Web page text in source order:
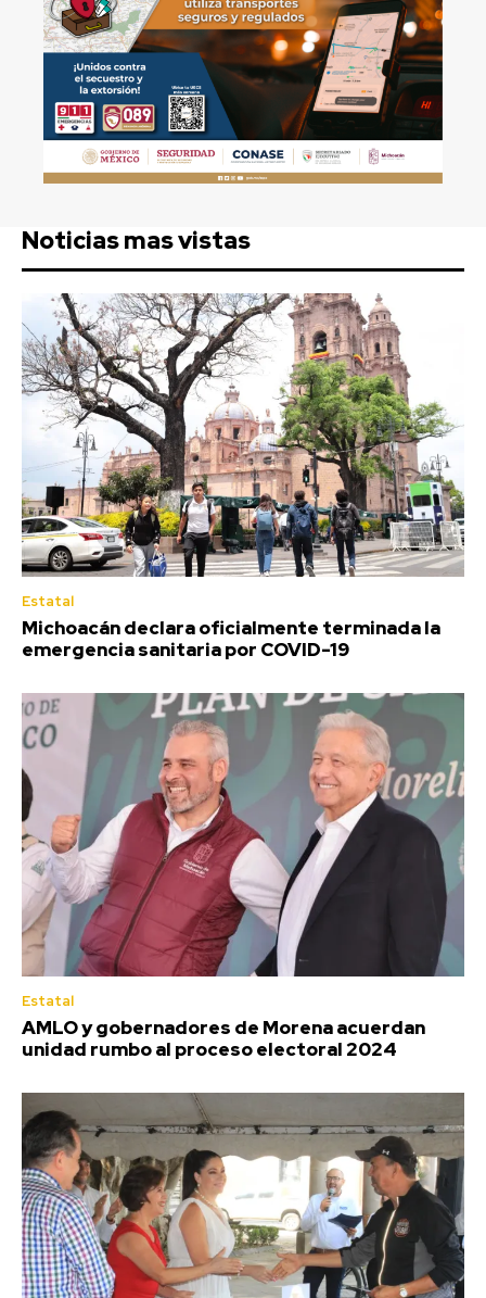
Noticias mas vistas
Estatal
Michoacán declara oficialmente terminada la
emergencia sanitaria por COVID-19
Estatal
AMLO y gobernadores de Morena acuerdan
unidad rumbo al proceso electoral 2024